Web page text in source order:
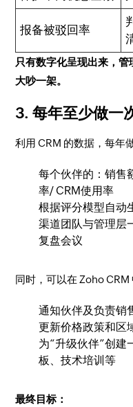
报备被驳回率
只有数字化呈现出来，
大吵一架。
3. 每年至少做一
利用 CRM 的数据，每年
每个伙伴的：销售
率/ CRM使用率
根据评分模型自动
渠道团队与管理层
复盘会议
同时，可以在 Zoho CRM
通知伙伴及负责销
更新价格政策和区
为“升级伙伴”创建
板、技术培训等
最终目标：